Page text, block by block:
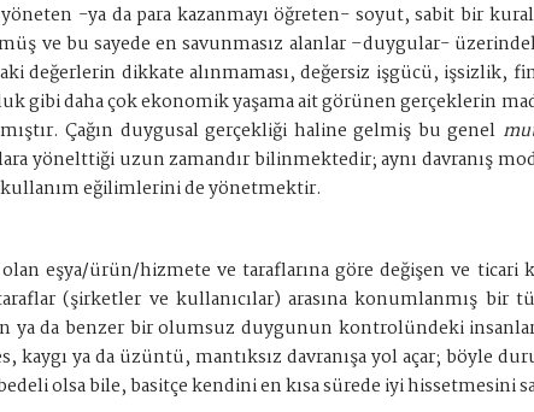
-ya da para kazanmayı öğreten- soyut, sabit bir
ve bu sayede en savunmasız alanlar –duygular-
değerlerin dikkate alınmaması, değersiz işgücü, işsizlik,
gibi daha çok ekonomik yaşama ait görünen gerçeklerin
Çağın duygusal gerçekliği haline gelmiş bu genel
yönelttiği uzun zamandır bilinmektedir; aynı davranış
kullanım eğilimlerini de yönetmektir.
eşya/ürün/hizmete ve taraflarına göre değişen ve ticari
(şirketler ve kullanıcılar) arasına konumlanmış bir
ya da benzer bir olumsuz duygunun kontrolündeki
ya da üzüntü, mantıksız davranışa yol açar; böyle
olsa bile, basitçe kendini en kısa sürede iyi hissetmesini